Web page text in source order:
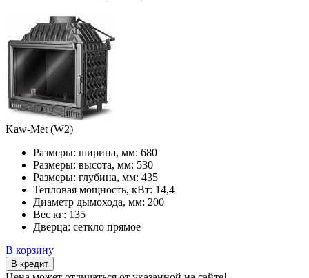
Kaw-Met (W2)
Размеры: ширина, мм: 680
Размеры: высота, мм: 530
Размеры: глубина, мм: 435
Тепловая мощность, кВт: 14,4
Диаметр дымохода, мм: 200
Вес кг: 135
Дверца: сеткло прямое
В корзину
В кредит